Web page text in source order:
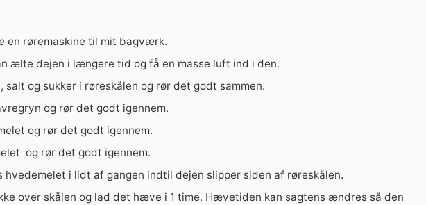
en røremaskine til mit bagværk.
ælte dejen i længere tid og få en masse luft ind i den.
salt og sukker i røreskålen og rør det godt sammen.
og rør det godt igennem.
og rør det godt igennem.
og rør det godt igennem.
hvedemelet i lidt af gangen indtil dejen slipper siden af røreskålen.
over skålen og lad det hæve i 1 time. Hævetiden kan sagtens ændres så den